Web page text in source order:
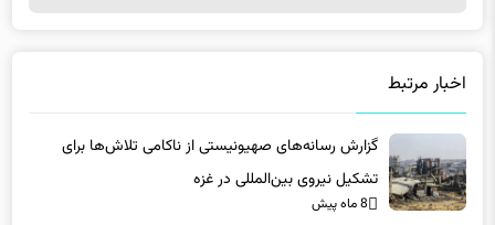
گزارش رسانه‌های صهیونیستی از ناکامی تلاش‌ها برای
تشکیل نیروی بین‌المللی در غزه
8 ماه پیش